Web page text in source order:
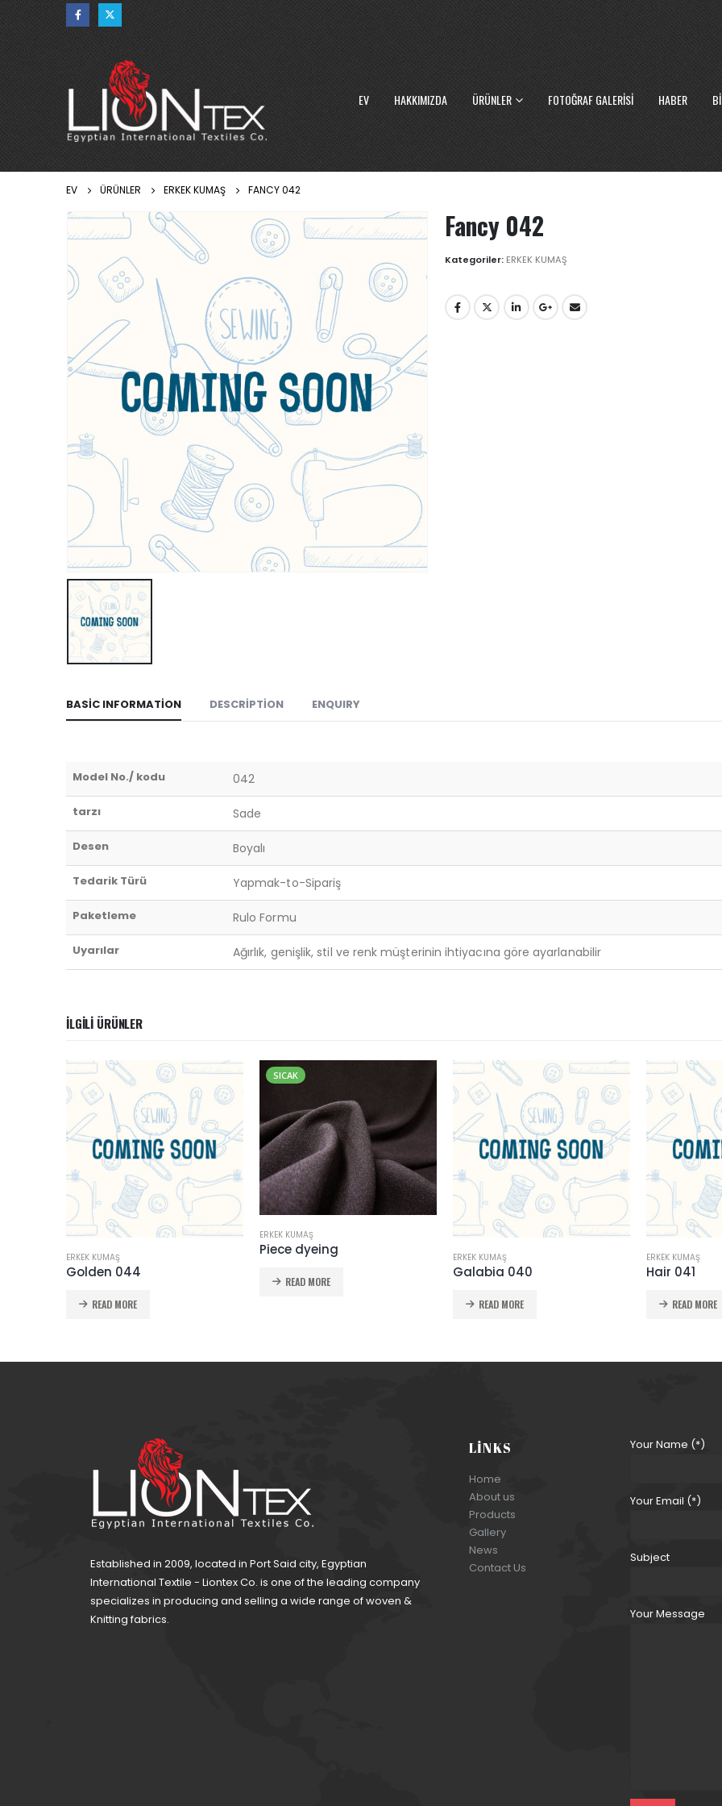
EV HAKKIMIZDA ÜRÜNLER FOTOĞRAF GALERISI HABER
EV ÜRÜNLER ERKEK KUMAŞ FANCY 042
Fancy 042
Kategoriler: ERKEK KUMAŞ
BASIC INFORMATION DESCRIPTION ENQUIRY
Model No./ kodu 042
tarzı Sade
Desen Boyalı
Tedarik Türü Yapmak-to-Sipariş
Paketleme Rulo Formu
Uyarılar Ağırlık, genişlik, stil ve renk müşterinin ihtiyacına göre ayarlanabilir
İLGILI ÜRÜNLER
SICAK
ERKEK KUMAŞ
Piece dyeing ERKEK KUMAŞ ERKEK KUMAŞ
Hair 041
READ MORE
SICAK
ERKEK KUMAŞ
Yarn dyeing
READ MORE
Established in 2009, located in Port Said city, Egyptian
International Textile - Liontex Co. is one of the leading company
specializes in producing and selling a wide range of woven &
Knitting fabrics.
LINKS
Home
About us
Products
Gallery
News
Contact Us
Your Name (*)
Your Email (*)
Subject
Your Message